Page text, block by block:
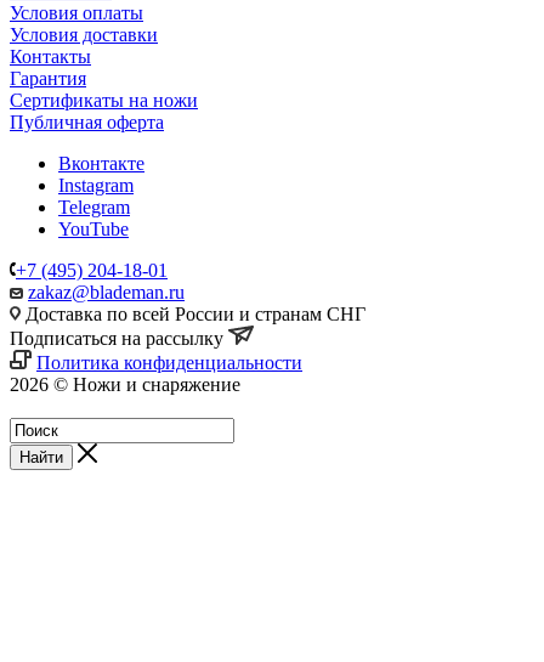
Условия оплаты
Условия доставки
Контакты
Гарантия
Сертификаты на ножи
Публичная оферта
Вконтакте
Instagram
Telegram
YouTube
+7 (495) 204-18-01
zakaz@blademan.ru
Доставка по всей России и странам СНГ
Подписаться на рассылку
Политика конфиденциальности
2026 © Ножи и снаряжение
Найти